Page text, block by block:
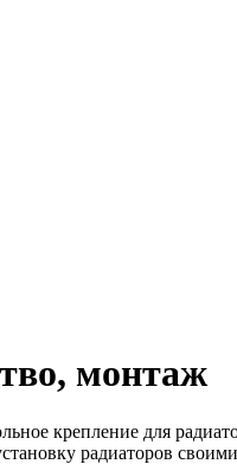
монтаж
крепление для
радиаторов